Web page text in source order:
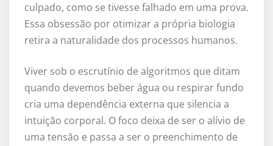
culpado, como se tivesse falhado em uma prova.
Essa obsessão por otimizar a própria biologia
retira a naturalidade dos processos humanos.
Viver sob o escrutínio de algoritmos que ditam
quando devemos beber água ou respirar fundo
cria uma dependência externa que silencia a
intuição corporal. O foco deixa de ser o alívio de
uma tensão e passa a ser o preenchimento de